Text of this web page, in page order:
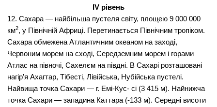
ІV рівень
12. Сахара — найбільша пустеля світу, площею 9 000 000
км2, у Пів­нічній Африці. Перетинається Північним тропіком.
Сахара обмежена Атлантичним океаном на заході,
Червоним морем на сході, Середземним морем і горами
Атлас на півночі, Сахелєм на півдні. В Сахарі розташовані
нагір’я Ахагтар, Тібесті, Лівій­ська, Нубійська пустелі.
Найвища точка Сахари — г. Емі-Кус- сі (3 415 м). Найнижча
точка Сахари — западина Каттара (-133 м). Середні висоти